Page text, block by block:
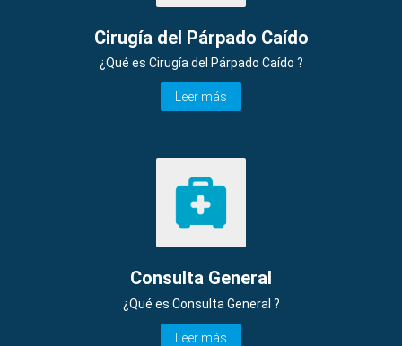
Cirugía del Párpado Caído
¿Qué es Cirugía del Párpado Caído ?
Leer más
Consulta General
¿Qué es Consulta General ?
Leer más